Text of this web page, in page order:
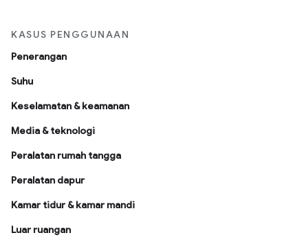
KASUS PENGGUNAAN
Penerangan
Suhu
Keselamatan & keamanan
Media & teknologi
Peralatan rumah tangga
Peralatan dapur
Kamar tidur & kamar mandi
Luar ruangan